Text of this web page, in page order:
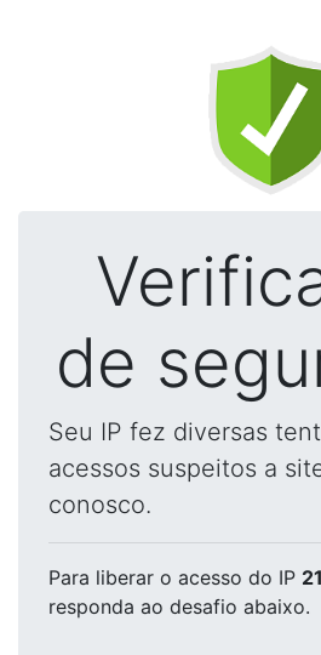
de
Seu IP fez diversas
acessos suspeitos a
conosco.
Para liberar o acesso do IP
responda ao desafio abaixo.